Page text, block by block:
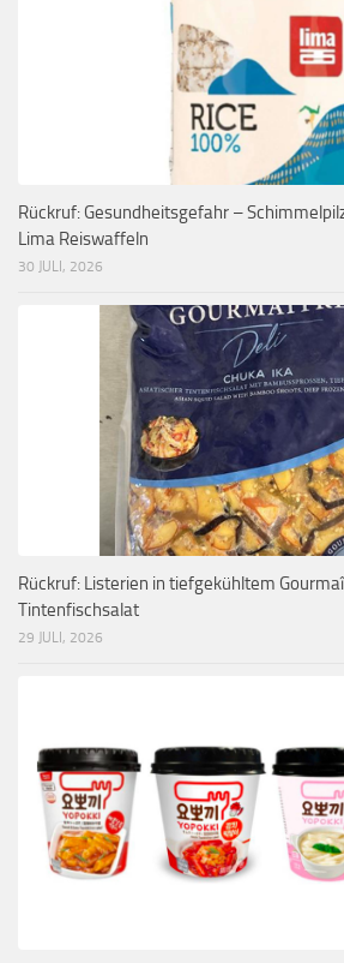
Rückruf: Gesundheitsgefahr –
Lima Reiswaffeln
30 JULI, 2026
Rückruf: Listerien in tiefgekühltem
Tintenfischsalat
29 JULI, 2026